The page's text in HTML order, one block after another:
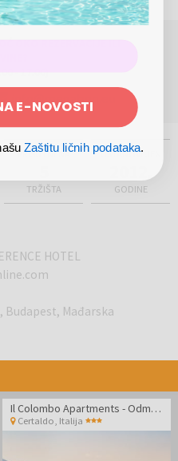
info@megabon.eu
PRISUTNI NA
TRŽIŠTA
USTANOVLJEN
GODINE
HOTEL
Budapest, Mađarska
Il Colombo Apartments - Odmor u divnoj Toskani
Certaldo Italija
E-NOVOSTI
Zaštitu ličnih podataka.